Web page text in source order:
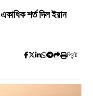
শর্ত দিল ইরান
প্রিন্ট